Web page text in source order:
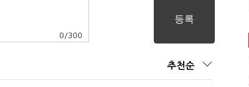
0 /300
추천순